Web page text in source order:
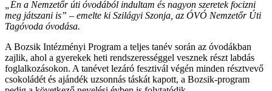
„Én a Nemzetőr úti óvodából indultam és nagyon szeretek focizni
meg játszani is” – emelte ki Szilágyi Szonja, az ÓVÓ Nemzetőr Úti
Tagóvoda óvodása.
A Bozsik Intézményi Program a teljes tanév során az óvodákban
zajlik, ahol a gyerekek heti rendszerességgel vesznek részt labdás
foglalkozásokon. A tanévet lezáró fesztivál végén minden résztvevő
csokoládét és ajándék uzsonnás táskát kapott, a Bozsik-program